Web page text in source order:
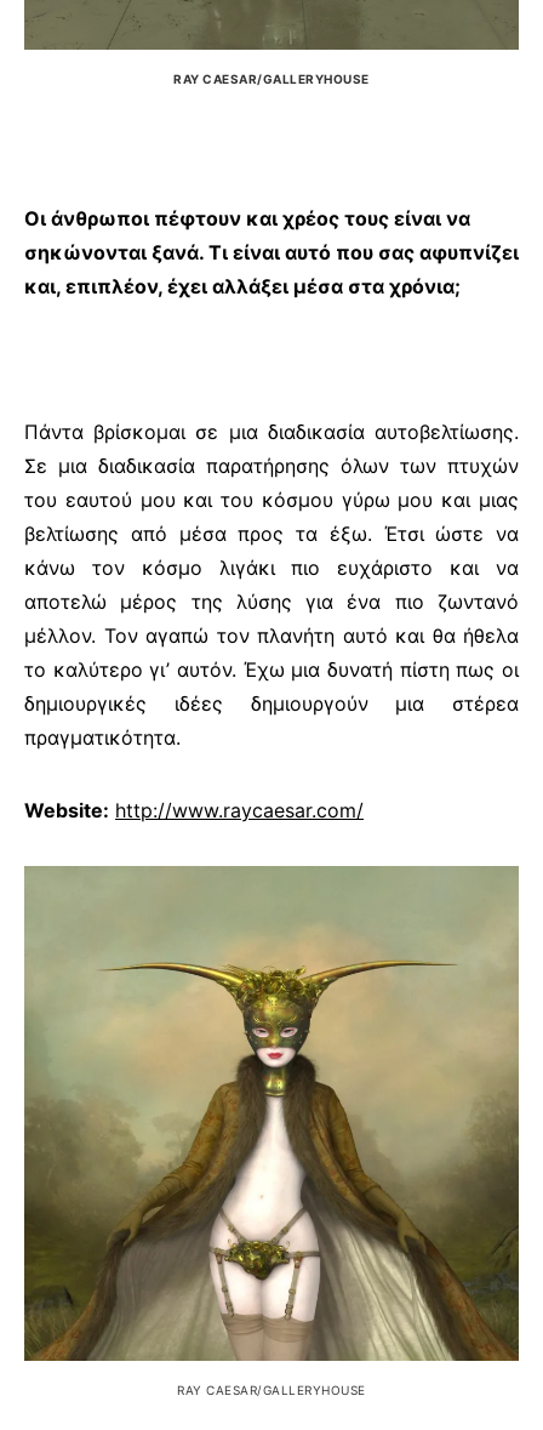
RAY CAESAR/GALLERYHOUSE
Οι άνθρωποι πέφτουν και χρέος τους είναι να
σηκώνονται ξανά. Τι είναι αυτό που σας αφυπνίζει
και, επιπλέον, έχει αλλάξει μέσα στα χρόνια;
Πάντα βρίσκομαι σε μια διαδικασία αυτοβελτίωσης.
Σε μια διαδικασία παρατήρησης όλων των πτυχών
του εαυτού μου και του κόσμου γύρω μου και μιας
βελτίωσης από μέσα προς τα έξω. Έτσι ώστε να
κάνω τον κόσμο λιγάκι πιο ευχάριστο και να
αποτελώ μέρος της λύσης για ένα πιο ζωντανό
μέλλον. Τον αγαπώ τον πλανήτη αυτό και θα ήθελα
το καλύτερο γι’ αυτόν. Έχω μια δυνατή πίστη πως οι
δημιουργικές ιδέες δημιουργούν μια στέρεα
πραγματικότητα.
Website: http://www.raycaesar.com/
RAY CAESAR/GALLERYHOUSE